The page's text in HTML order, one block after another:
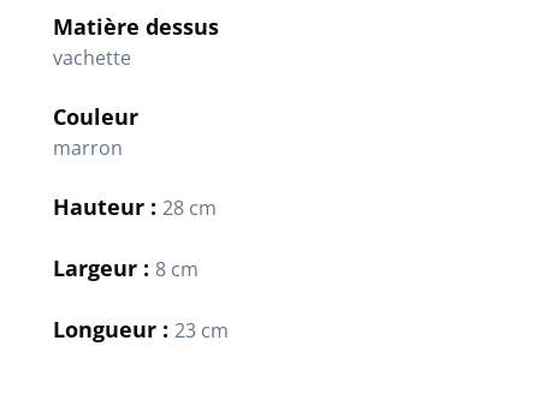
Matière dessus
vachette
Couleur
marron
Hauteur : 28 cm
Largeur : 8 cm
Longueur : 23 cm